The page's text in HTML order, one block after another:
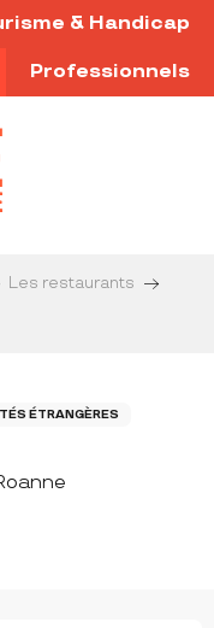
& Handicap
Professionnels
Les restaurants
ÉTRANGÈRES